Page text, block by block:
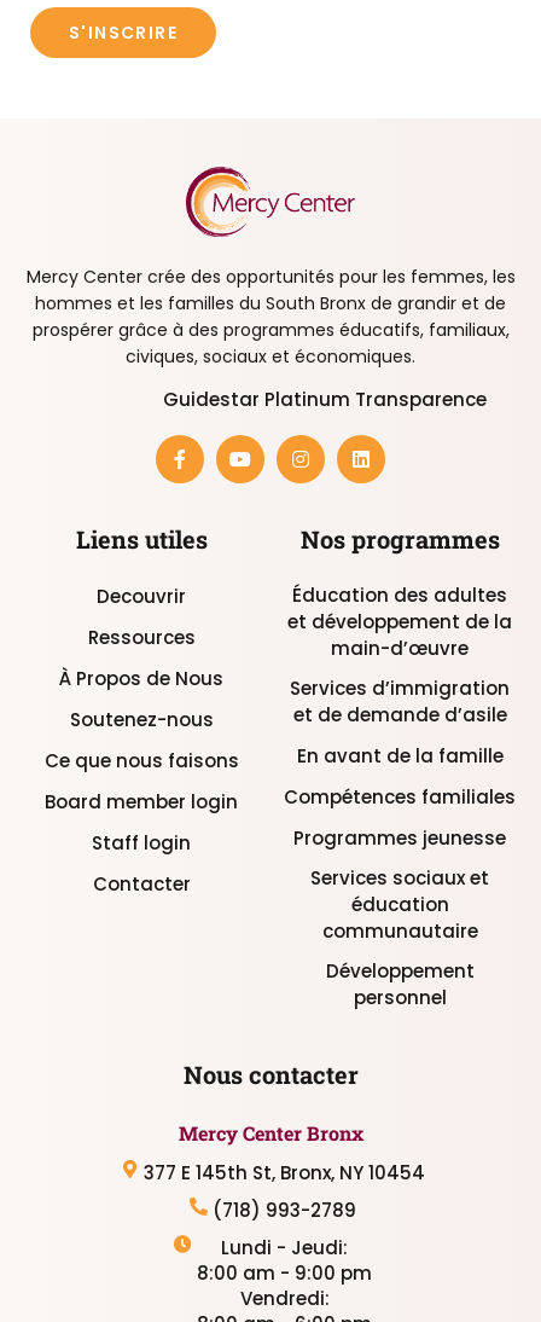
Mercy Center crée des opportunités pour les femmes, les
hommes et les familles du South Bronx de grandir et de
prospérer grâce à des programmes éducatifs, familiaux,
civiques, sociaux et économiques.
Guidestar Platinum Transparence
Liens utiles
Decouvrir
Ressources
À Propos de Nous
Soutenez-nous
Ce que nous faisons
Board member login
Staff login
Contacter
Nos programmes
Éducation des adultes
et développement de la
main-d’œuvre
Services d’immigration
et de demande d’asile
En avant de la famille
Compétences familiales
Programmes jeunesse
Services sociaux et
éducation
communautaire
Développement
personnel
Nous contacter
Mercy Center Bronx
377 E 145th St, Bronx, NY 10454
(718) 993-2789
Lundi - Jeudi:
8:00 am - 9:00 pm
Vendredi: